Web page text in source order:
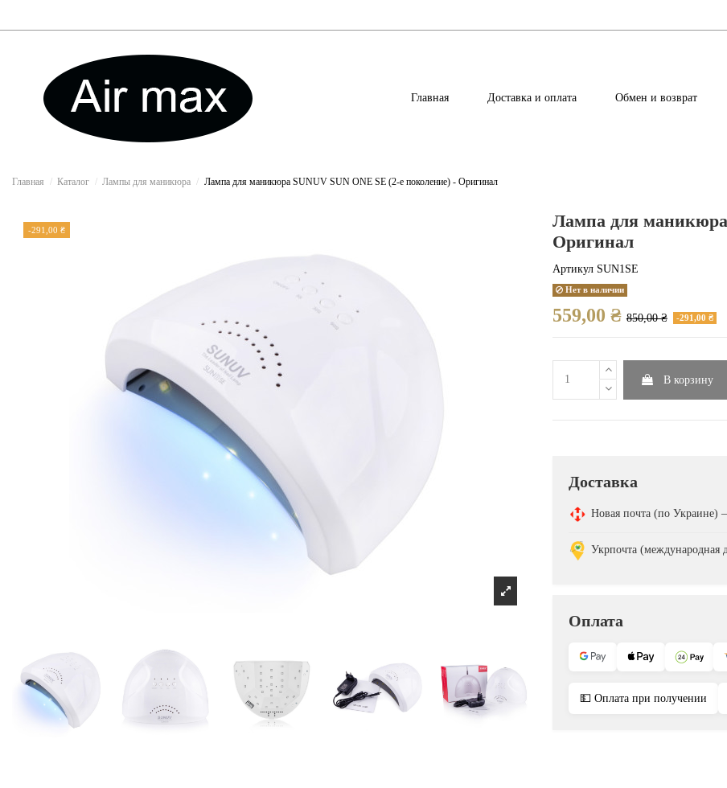
Главная Доставка и оплата Обмен и возврат
Главная Каталог Лампы для маникюра Лампа для маникюра SUNUV SUN ONE SE (2-е поколение) - Оригинал
-291,00 ₴
Лампа для маникюра
Оригинал
Артикул SUN1SE
Нет в наличии
559,00 ₴ 850,00 ₴ -291,00 ₴
В корзину
Доставка
Новая почта (по Украине)
Укрпочта (международная
Оплата
💵 Оплата при получении